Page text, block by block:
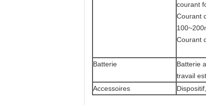
courant
Courant
Courant
Batterie
Batterie
travail
Accessoires